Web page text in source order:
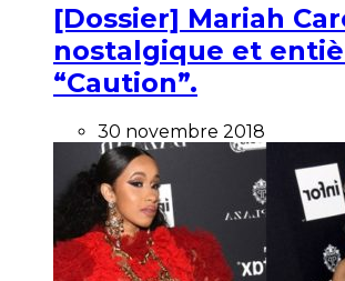
[Dossier] Mariah
nostalgique et
“Caution”.
30 novembre 2018